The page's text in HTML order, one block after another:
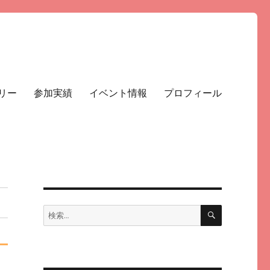
ー 参加実績 イベント情報 プロフィール
検
索:
検